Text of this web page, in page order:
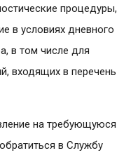
процедуры,
в условиях дневного
в том числе для
входящих в перечень
на требующуюся
в Службу